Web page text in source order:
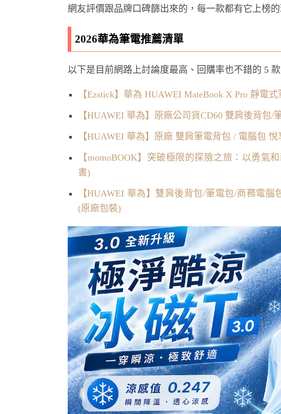
網友評價跟品牌口碑篩出來的，每一款都有它上榜的
2026華為筆電推薦清單
以下是目前網路上討論度最高、回購率也不錯的 5 款
【Ezstick】華為 HUAWEI MateBook X Pro 靜電
【HUAWEI 華為】原廠公司貨CD60 雙肩後背包/
【HUAWEI 華為】原廠 雙肩筆電背包 / 電腦包
【momoBOOK】突破極限的探險之旅：以勇氣
書)
【HUAWEI 華為】雙肩後背包/筆電包/商務電腦
(原廠包裝)